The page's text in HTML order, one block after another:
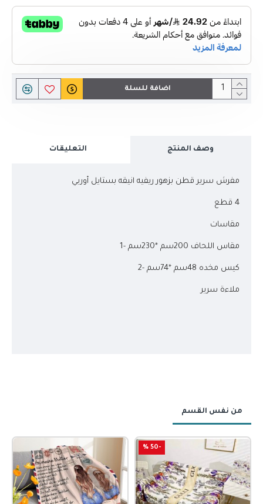
اضافة للسلة
وصف المنتج التعليقات
مفرش سرير قطن بزهور ريفيه انيقه بستايل أوربي
4 قطع
مقاسات
مقاس اللحاف 200سم *230سم -1
كيس مخده 48سم *74سم -2
ملاءة سرير
من نفس القسم
-50 %